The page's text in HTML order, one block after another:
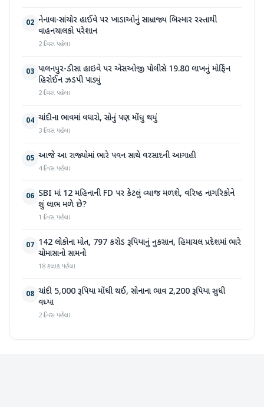
02 નેનાવા-સાંચોર હાઈવે પર ખાડાઓનું સામ્રાજ્ય બિસ્માર રસ્તાથી
વાહનચાલકો પરેશાન
2 દિવસ પહેલા
03 પાલનપુર-ડીસા હાઇવે પર એસઓજી પોલીસે 19.80 લાખનું મોર્ફિન
હિરોઈન ઝડપી પાડ્યું
2 દિવસ પહેલા
04 ચાંદીના ભાવમાં વધારો, સોનું પણ મોંઘુ થયું
3 દિવસ પહેલા
05 આજે આ રાજ્યોમાં ભારે પવન સાથે વરસાદની આગાહી
4 દિવસ પહેલા
06 SBI માં 12 મહિનાની FD પર કેટલું વ્યાજ મળશે, વરિષ્ઠ નાગરિકોને
શું લાભ મળે છે?
1 દિવસ પહેલા
07 142 લોકોના મોત, 797 કરોડ રૂપિયાનું નુકસાન, હિમાચલ પ્રદેશમાં ભારે
ચોમાસાનો સામનો
18 કલાક પહેલા
08 ચાંદી 5,000 રૂપિયા મોંઘી થઈ, સોનાના ભાવ 2,200 રૂપિયા સુધી
વધ્યા
2 દિવસ પહેલા